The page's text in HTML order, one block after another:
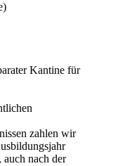
Kantine für
zahlen wir
auch nach der